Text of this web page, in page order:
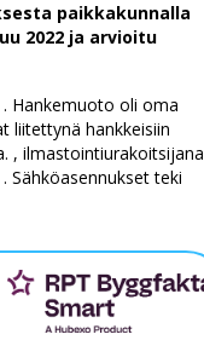
paikkakunnalla
2022 ja arvioitu
Hankemuoto oli oma
liitettynä hankkeisiin
, ilmastointiurakoitsijana
Sähköasennukset teki